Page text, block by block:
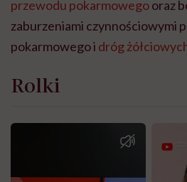
przewodu pokarmowegooraz
zaburzeniami czynnościowymi
pokarmowego i dróg
Rolki